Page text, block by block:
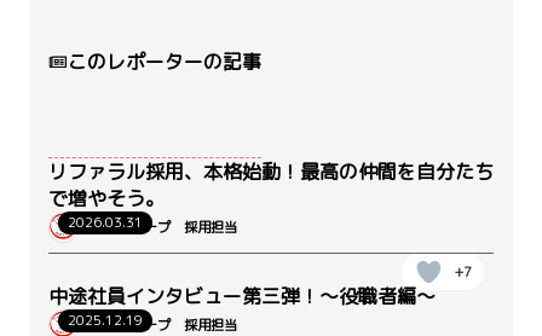
このレポーターの記事
リファラル採用、本格始動！最高の仲間を自分たち
で増やそう。
2026.03.31
ウィルグループ 採用担当
+7
中途社員インタビュー第三弾！～役職者編～
2025.12.19
ウィルグループ 採用担当